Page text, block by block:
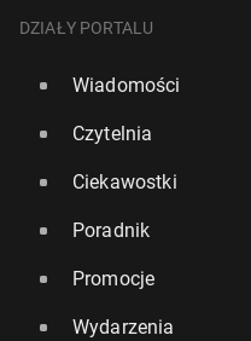
DZIAŁY PORTALU
Wiadomości
Czytelnia
Ciekawostki
Poradnik
Promocje
Wydarzenia